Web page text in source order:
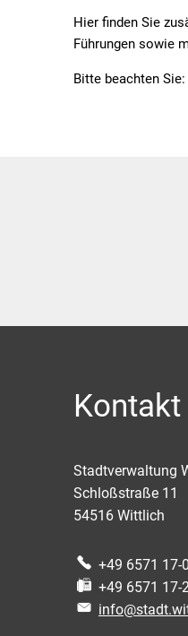
Hier finden Sie
Führungen sowie
Bitte beachten
Kontakt
Stadtverwaltung
Schloßstraße 11
54516 Wittlich
+49 6571 17-0
+49 6571 17-